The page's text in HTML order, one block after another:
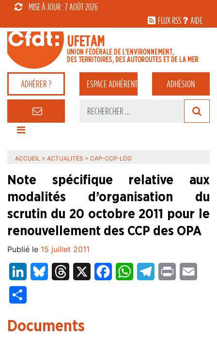
MISE À JOUR : 7 AOÛT 2026
FLUX RSS
AIDE
ADHÉRER ? ESPACEADHÉRENT ADHÉSION
ACCUEIL > ACTUALITÉS > CAP-CCP-LDG
Note spécifique relative aux
modalités d’organisation du
scrutin du 20 octobre 2011 pour le
renouvellement des CCP des OPA
Publié le 15 juillet 2011
LinkedInBluesky Threads FacebookWhatsAppTelegram
Print
Documents